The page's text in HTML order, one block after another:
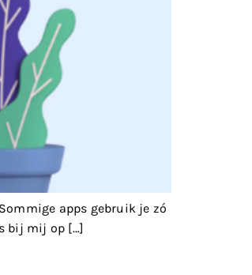
apps gebruik je zó
bij mij op […]